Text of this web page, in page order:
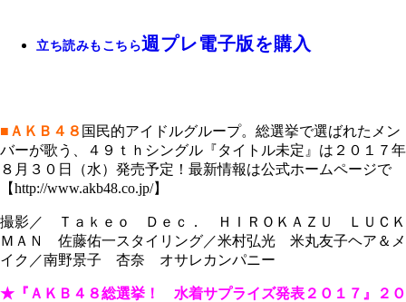
立ち読みもこちら週プレ電子版を購入
■ＡＫＢ４８ 国民的アイドルグループ。総選挙で選ばれたメン
バーが歌う、４９ｔｈシングル『タイトル未定』は２０１７年
８月３０日（水）発売予定！最新情報は公式ホームページで
【http://www.akb48.co.jp/】
撮影／ Ｔａｋｅｏ Ｄｅｃ． ＨＩＲＯＫＡＺＵ ＬＵＣＫ
ＭＡＮ 佐藤佑一スタイリング／米村弘光 米丸友子ヘア＆メ
イク／南野景子 杏奈 オサレカンパニー
★『ＡＫＢ４８総選挙！ 水着サプライズ発表２Ｏ１７』２Ｏ